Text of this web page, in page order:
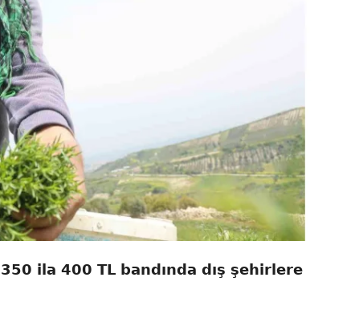
ila 400 TL bandında dış şehirlere